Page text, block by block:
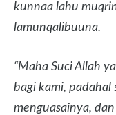
kunnaa lahu
lamunqalibuuna.
“Maha Suci Allah
bagi kami, padahal
menguasainya,